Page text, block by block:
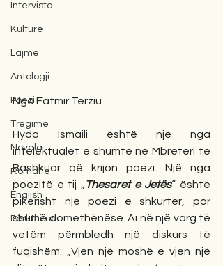
Intervista
Kulturë
Lajme
Antologji
Poezi
Tregime
Novela
Romane
English
Përkthime
Nga Fatmir Terziu
Hyda Ismaili është një nga
intelektualët e shumtë në Mbretëri të
Bashkuar që krijon poezi. Një nga
poezitë e tij „
Thesaret e Jetës“ është
pikërisht një poezi e shkurtër, por
shumë domethënëse. Ai në një varg të
vetëm përmbledh një diskurs të
fuqishëm: „Vjen një moshë e vjen një